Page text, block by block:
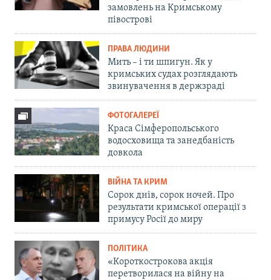
замовлень на Кримському
півострові
ПРАВА ЛЮДИНИ
Мить – і ти шпигун. Як у
кримських судах розглядають
звинувачення в держзраді
ФОТОГАЛЕРЕЇ
Краса Сімферопольського
водосховища та занедбаність
довкола
ВІЙНА ТА КРИМ
Сорок днів, сорок ночей. Про
результати кримської операції з
примусу Росії до миру
ПОЛІТИКА
«Короткострокова акція
перетворилася на війну на